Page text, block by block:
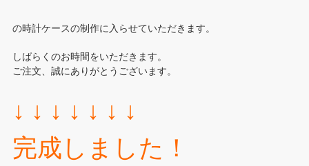
の時計ケースの制作に入らせていただきます。
しばらくのお時間をいただきます。
ご注文、誠にありがとうございます。
↓ ↓ ↓ ↓ ↓ ↓ ↓
完成しました！